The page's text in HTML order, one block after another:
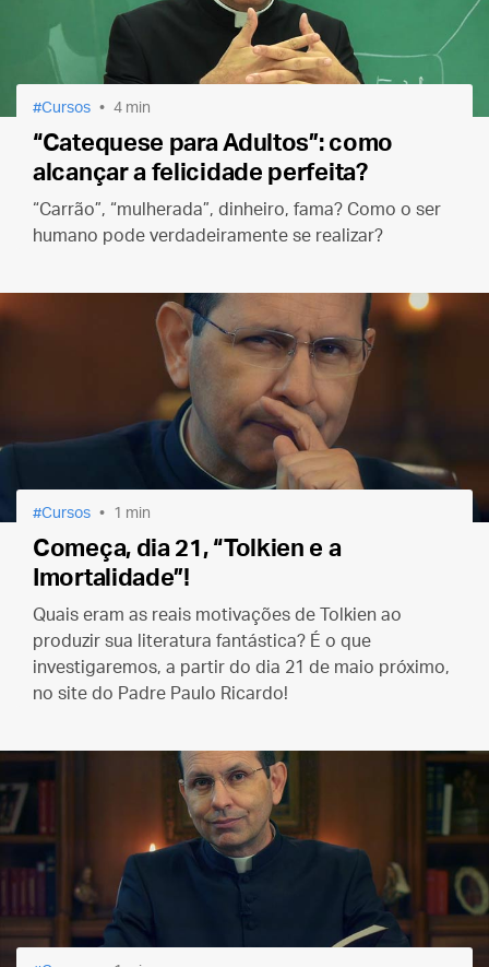
Cursos 4 min
“Catequese para Adultos”: como
alcançar a felicidade perfeita?
“Carrão”, “mulherada”, dinheiro, fama? Como o ser
humano pode verdadeiramente se realizar?
Cursos 1 min
Começa, dia 21, “Tolkien e a
Imortalidade”!
Quais eram as reais motivações de Tolkien ao
produzir sua literatura fantástica? É o que
investigaremos, a partir do dia 21 de maio próximo,
no site do Padre Paulo Ricardo!